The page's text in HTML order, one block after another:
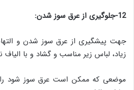
12-جلوگیری از عرق سوز شدن:
جهت پیشگیری از عرق سوز شدن و
زیاد، لباس زیر مناسب و گشاد و با
موضعی که ممکن است عرق سوز شود